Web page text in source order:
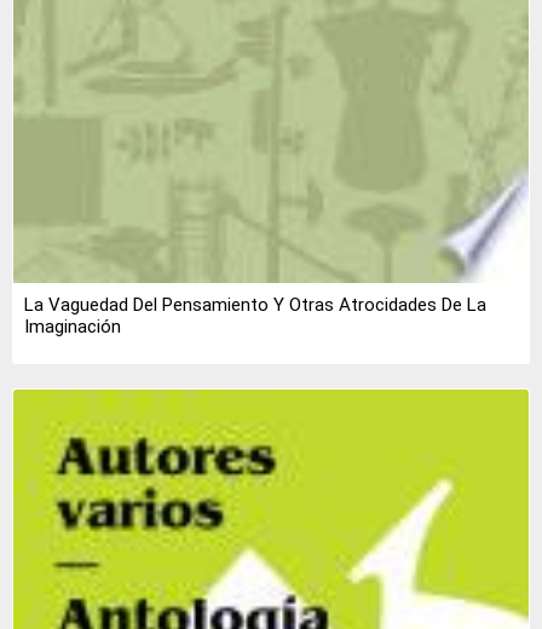
La Vaguedad Del Pensamiento Y Otras Atrocidades De La
Imaginación